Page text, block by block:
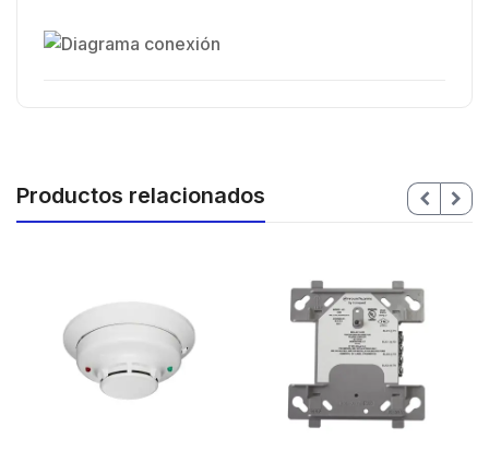
Productos relacionados